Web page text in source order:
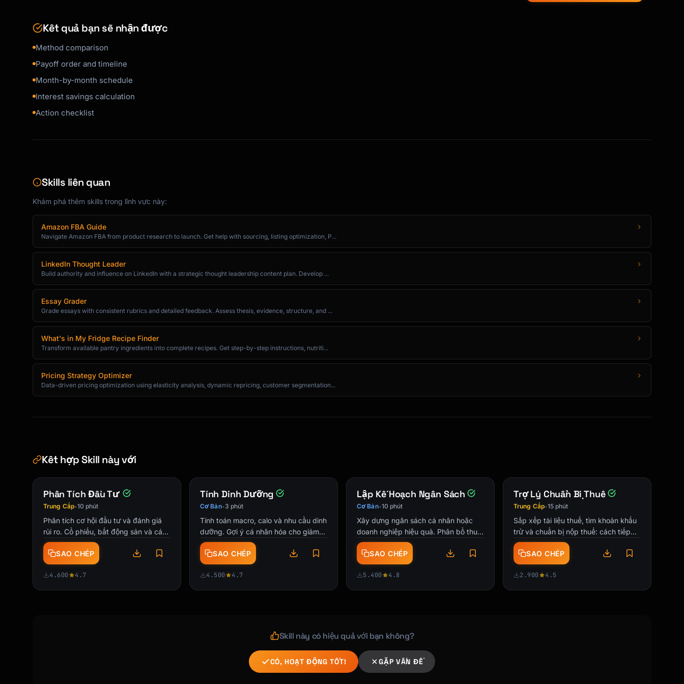
[Explanation of why\
  \ this method fits their situation]
### Payoff Order
1. **[Debt Name]** - $X at X%
   - Monthly payment: $X
## Month-by-Month Payoff Schedule
### Phase 1: Attacking [First Debt]
| Month | Debt 1 | Debt 2 | Debt 3 | Total |
|-------|--------|--------|--------|-------|
| 1 | $X | $X | $X | $X |
| 2 | $X | $X | $X | $X |
**Total Paid**: $X
**Rolling to**: [Next Debt]
### Phase 2: Attacking [Second Debt]
[Continue pattern...]
### Summary
|--------|--------------|-----------|
| Payoff Date | [Date] | [Date] |
| Total Interest | $X | $X |
| Time to Freedom | X years | X years |
### You Save
- **$X** in interest
- **X months** of payments
\
  - **$X/month** freed up after payoff
Kết quả bạn sẽ nhận được
Method comparison
Payoff order and timeline
Month-by-month schedule
Interest savings calculation
Action checklist
Skills liên quan
Khám phá thêm skills trong lĩnh vực này:
Amazon FBA Guide
Navigate Amazon FBA from product research to launch. Get help with sourcing, listing optimization, P...
LinkedIn Thought Leader
Build authority and influence on LinkedIn with a strategic thought leadership content plan. Develop ...
Essay Grader
Grade essays with consistent rubrics and detailed feedback. Assess thesis, evidence, structure, and ...
What's in My Fridge Recipe Finder
Transform available pantry ingredients into complete recipes. Get step-by-step instructions, nutriti...
Pricing Strategy Optimizer
Data-driven pricing optimization using elasticity analysis, dynamic repricing, customer segmentation...
Kết hợp Skill này với
Phân Tích Đầu Tư
Trung Cấp•10 phút
Phân tích cơ hội đầu tư và đánh giá
rủi ro. Cổ phiếu, bất động sản và các
loại tài sản.
SAO CHÉP
4.600 4.7
Tính Dinh Dưỡng
Cơ Bản• 3 phút
Tính toán macro, calo và nhu cầu dinh
dưỡng. Gợi ý cá nhân hóa cho giảm
cân, tăng cơ hoặc duy trì.
SAO CHÉP
4.500 4.7
Lập Kế Hoạch Ngân Sách
Cơ Bản•10 phút
Xây dựng ngân sách cá nhân hoặc
doanh nghiệp hiệu quả. Phân bổ thu
chi và theo dõi tiến độ.
SAO CHÉP
5.400 4.8
Trợ Lý Chuẩn Bị Thuế
Trung Cấp•15 phút
Sắp xếp tài liệu thuế, tìm khoản khấu
trừ và chuẩn bị nộp thuế: cách tiếp
cận theo checklist dành cho cá nhân
và freelancer.
SAO CHÉP
2.900 4.5
Skill này có hiệu quả với bạn không?
CÓ, HOẠT ĐỘNG TỐT! GẶP VẤN ĐỀ